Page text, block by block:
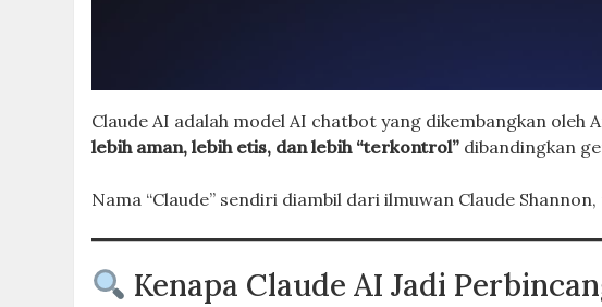
Claude AI adalah model AI chatbot yang dikembangkan
lebih aman, lebih etis, dan lebih “terkontrol” dibandingkan
Nama “Claude” sendiri diambil dari ilmuwan Claude
Kenapa Claude AI Jadi